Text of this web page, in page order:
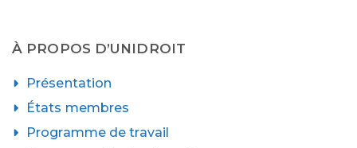
À PROPOS D’UNIDROIT
Présentation
États membres
Programme de travail